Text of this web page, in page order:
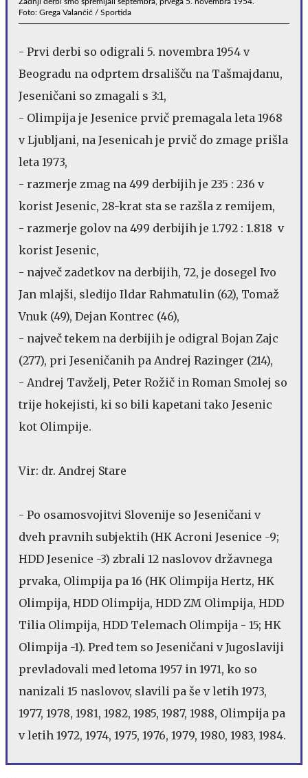
Foto: Grega Valančič / Sportida
- Prvi derbi so odigrali 5. novembra 1954 v
Beogradu na odprtem drsališču na Tašmajdanu,
Jeseničani so zmagali s 3:1,
- Olimpija je Jesenice prvič premagala leta 1968
v Ljubljani, na Jesenicah je prvič do zmage prišla
leta 1973,
- razmerje zmag na 499 derbijih je 235 : 236 v
korist Jesenic, 28-krat sta se razšla z remijem,
- razmerje golov na 499 derbijih je 1.792 : 1.818 v
korist Jesenic,
- največ zadetkov na derbijih, 72, je dosegel Ivo
Jan mlajši, sledijo Ildar Rahmatulin (62), Tomaž
Vnuk (49), Dejan Kontrec (46),
- največ tekem na derbijih je odigral Bojan Zajc
(277), pri Jeseničanih pa Andrej Razinger (214),
- Andrej Tavželj, Peter Rožič in Roman Smolej so
trije hokejisti, ki so bili kapetani tako Jesenic
kot Olimpije.
Vir: dr. Andrej Stare
- Po osamosvojitvi Slovenije so Jeseničani v
dveh pravnih subjektih (HK Acroni Jesenice -9;
HDD Jesenice -3) zbrali 12 naslovov državnega
prvaka, Olimpija pa 16 (HK Olimpija Hertz, HK
Olimpija, HDD Olimpija, HDD ZM Olimpija, HDD
Tilia Olimpija, HDD Telemach Olimpija - 15; HK
Olimpija -1). Pred tem so Jeseničani v Jugoslaviji
prevladovali med letoma 1957 in 1971, ko so
nanizali 15 naslovov, slavili pa še v letih 1973,
1977, 1978, 1981, 1982, 1985, 1987, 1988, Olimpija pa
v letih 1972, 1974, 1975, 1976, 1979, 1980, 1983, 1984.